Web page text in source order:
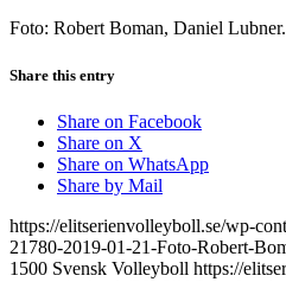
Foto: Robert Boman, Daniel
Share this entry
Share on Facebook
Share on X
Share on WhatsApp
Share by Mail
https://elitserienvolleyboll.se/wp-
21780-2019-01-21-Foto-Robert-
1500 Svensk Volleyboll https://